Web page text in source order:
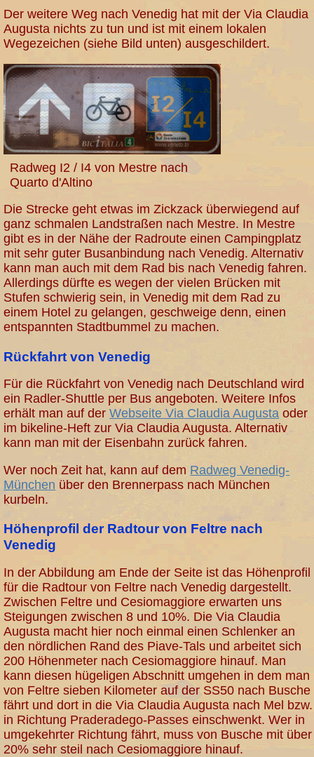
Der weitere Weg nach Venedig hat mit der Via Claudia
Augusta nichts zu tun und ist mit einem lokalen
Wegezeichen (siehe Bild unten) ausgeschildert.
Radweg I2 / I4 von Mestre nach
Quarto d'Altino
Die Strecke geht etwas im Zickzack überwiegend auf
ganz schmalen Landstraßen nach Mestre. In Mestre
gibt es in der Nähe der Radroute einen Campingplatz
mit sehr guter Busanbindung nach Venedig. Alternativ
kann man auch mit dem Rad bis nach Venedig fahren.
Allerdings dürfte es wegen der vielen Brücken mit
Stufen schwierig sein, in Venedig mit dem Rad zu
einem Hotel zu gelangen, geschweige denn, einen
entspannten Stadtbummel zu machen.
Rückfahrt von Venedig
Für die Rückfahrt von Venedig nach Deutschland wird
ein Radler-Shuttle per Bus angeboten. Weitere Infos
erhält man auf derWebseite Via Claudia Augusta oder
im bikeline-Heft zur Via Claudia Augusta. Alternativ
kann man mit der Eisenbahn zurück fahren.
Wer noch Zeit hat, kann auf dem Radweg Venedig-
München über den Brennerpass nach München
kurbeln.
Höhenprofil der Radtour von Feltre nach
Venedig
In der Abbildung am Ende der Seite ist das Höhenprofil
für die Radtour von Feltre nach Venedig dargestellt.
Zwischen Feltre und Cesiomaggiore erwarten uns
Steigungen zwischen 8 und 10%. Die Via Claudia
Augusta macht hier noch einmal einen Schlenker an
den nördlichen Rand des Piave-Tals und arbeitet sich
200 Höhenmeter nach Cesiomaggiore hinauf. Man
kann diesen hügeligen Abschnitt umgehen in dem man
von Feltre sieben Kilometer auf der SS50 nach Busche
fährt und dort in die Via Claudia Augusta nach Mel bzw.
in Richtung Praderadego-Passes einschwenkt. Wer in
umgekehrter Richtung fährt, muss von Busche mit über
20% sehr steil nach Cesiomaggiore hinauf.